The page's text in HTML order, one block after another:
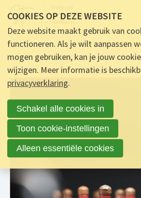
COOKIES OP DEZE WEBSITE
Deze website maakt gebruik van
functioneren. Als je wilt aanpassen
mogen gebruiken, kan je jouw
wijzigen. Meer informatie is
privacyverklaring.
Schakel alle cookies in
Toon cookie-instellingen
Alleen essentiële cookies